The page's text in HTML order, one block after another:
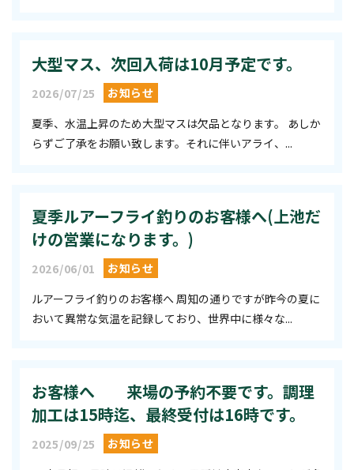
大型マス、次回入荷は10月予定です。
2026/07/25
お知らせ
夏季、水温上昇のため大型マスは欠品となります。 あしか
らずご了承をお願い致します。それに伴いアライ、...
夏季ルアーフライ釣りのお客様へ(上池だ
けの営業になります。)
2026/06/01
お知らせ
ルアーフライ釣りのお客様へ 周知の通りですが昨今の夏に
おいて異常な気温を記録しており、世界中に様々な...
お客様へ 来場の予約不要です。調理
加工は15時迄、最終受付は16時です。
2025/09/25
お知らせ